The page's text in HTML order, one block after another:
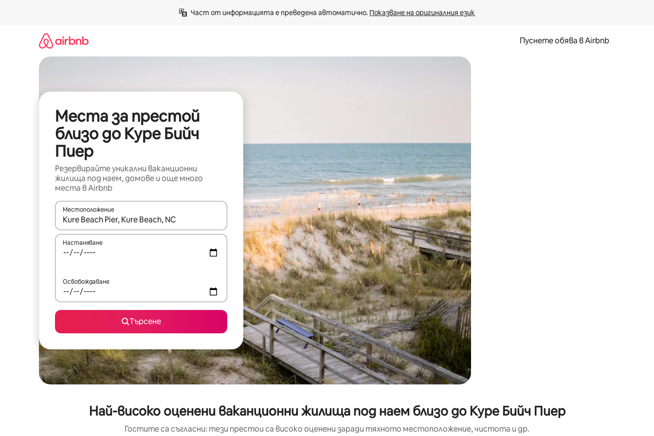
Част от информацията е преведена автоматично. Показване на оригиналния език
Пуснете обява в Airbnb
Места за престой
близо до Куре Бийч
Пиер
Резервирайте уникални ваканционни
жилища под наем, домове и още много
места в Airbnb
Местоположение
Когато резултатите се покажат, използвайте клавишите със стрелки нагоре и надолу или навигирайте с докосване или плъзгане.
Настаняване
Освобождаване
Търсене
Най-високо оценени ваканционни жилища под наем близо до Куре Бийч Пиер
Гостите са съгласни: тези престои са високо оценени заради тяхното местоположение, чистота и др.